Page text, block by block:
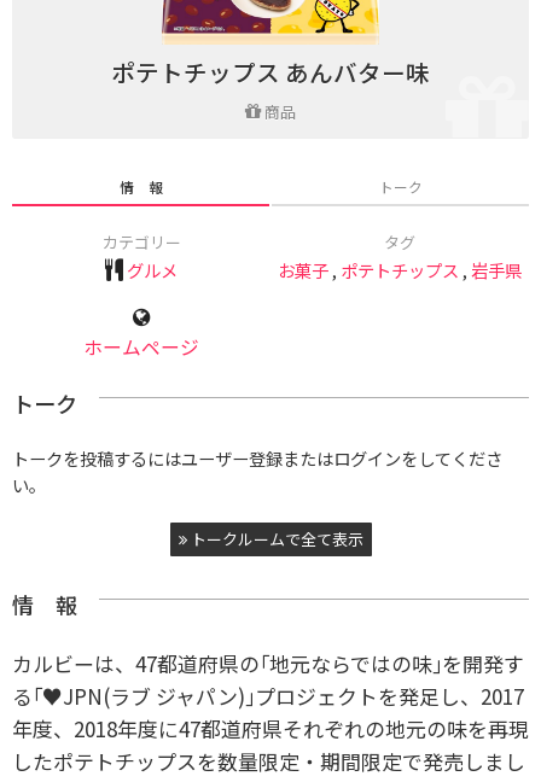
ポテトチップス あんバター味
商品
情 報 トーク
カテゴリー
グルメ
タグ
お菓子, ポテトチップス ,岩手県
ホームページ
トーク
トークを投稿するにはユーザー登録またはログインをしてくださ
い。
トークルームで全て表示
情 報
カルビーは、47都道府県の｢地元ならではの味｣を開発す
る｢♥JPN(ラブ ジャパン)｣プロジェクトを発足し、2017
年度、2018年度に47都道府県それぞれの地元の味を再現
したポテトチップスを数量限定・期間限定で発売しまし